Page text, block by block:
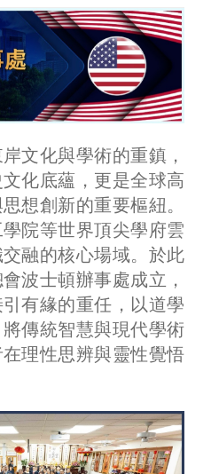
文化與學術的重鎮，
化底蘊，更是全球高
想創新的重要樞紐。
院等世界頂尖學府雲
融的核心場域。於此
波士頓辦事處成立，
有緣的重任，以道學
傳統智慧與現代學術
理性思辨與靈性覺悟